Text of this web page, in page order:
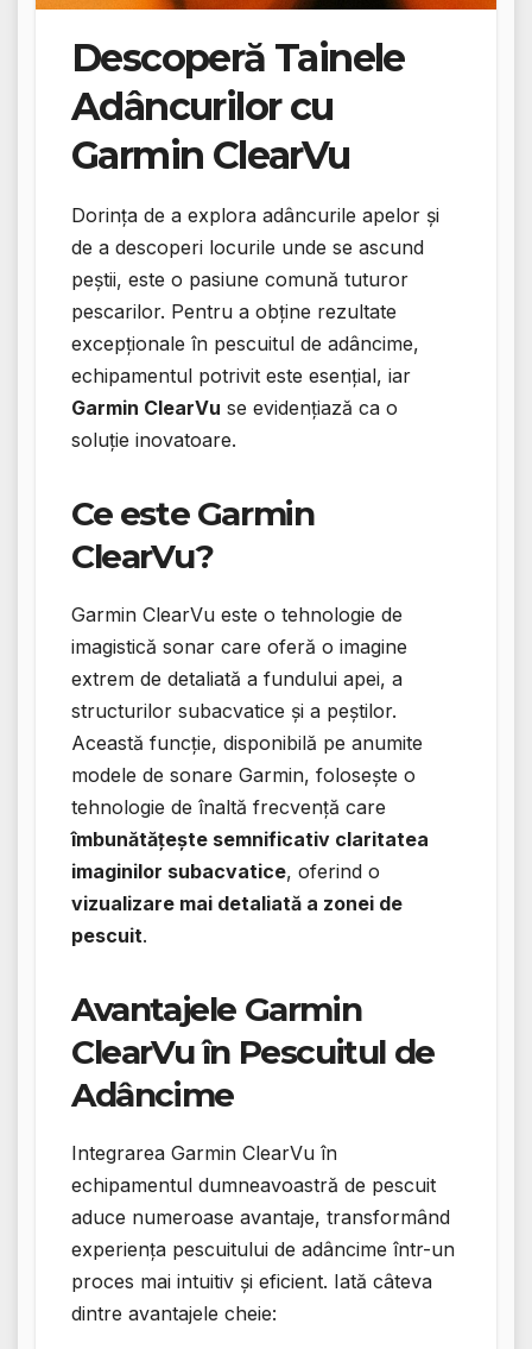
Descoperă Tainele
Adâncurilor cu
Garmin ClearVu
Dorința de a explora adâncurile apelor și
de a descoperi locurile unde se ascund
peștii, este o pasiune comună tuturor
pescarilor. Pentru a obține rezultate
excepționale în pescuitul de adâncime,
echipamentul potrivit este esențial, iar
Garmin ClearVu se evidențiază ca o
soluție inovatoare.
Ce este Garmin
ClearVu?
Garmin ClearVu este o tehnologie de
imagistică sonar care oferă o imagine
extrem de detaliată a fundului apei, a
structurilor subacvatice și a peștilor.
Această funcție, disponibilă pe anumite
modele de sonare Garmin, folosește o
tehnologie de înaltă frecvență care
îmbunătățește semnificativ claritatea
imaginilor subacvatice, oferind o
vizualizare mai detaliată a zonei de
pescuit.
Avantajele Garmin
ClearVu în Pescuitul de
Adâncime
Integrarea Garmin ClearVu în
echipamentul dumneavoastră de pescuit
aduce numeroase avantaje, transformând
experiența pescuitului de adâncime într-un
proces mai intuitiv și eficient. Iată câteva
dintre avantajele cheie: